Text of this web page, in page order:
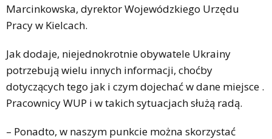
Marcinkowska, dyrektor Wojewódzkiego Urzędu
Pracy w Kielcach.
Jak dodaje, niejednokrotnie obywatele Ukrainy
potrzebują wielu innych informacji, choćby
dotyczących tego jak i czym dojechać w dane miejsce .
Pracownicy WUP i w takich sytuacjach służą radą.
– Ponadto, w naszym punkcie można skorzystać